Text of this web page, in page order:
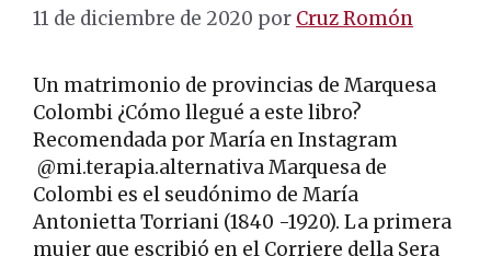
11 de diciembre de 2020 por Cruz Romón
Un matrimonio de provincias de Marquesa
Colombi ¿Cómo llegué a este libro?
Recomendada por María en Instagram
@mi.terapia.alternativa Marquesa de
Colombi es el seudónimo de María
Antonietta Torriani (1840 -1920). La primera
mujer que escribió en el Corriere della Sera